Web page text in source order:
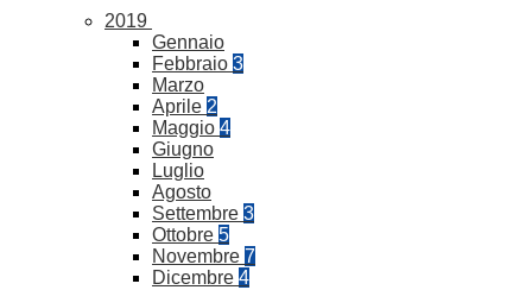
2019
Gennaio
Febbraio 3
Marzo
Aprile 2
Maggio 4
Giugno
Luglio
Agosto
Settembre 3
Ottobre 5
Novembre 7
Dicembre 4